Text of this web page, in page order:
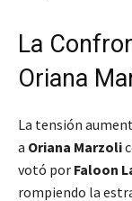
La
Oriana
La tensión
a Oriana Marzoli
votó por Faloon
rompiendo la